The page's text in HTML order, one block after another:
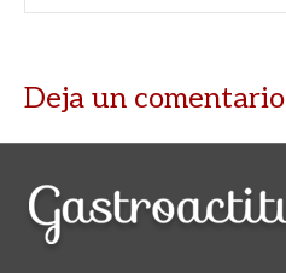
Deja un comentario